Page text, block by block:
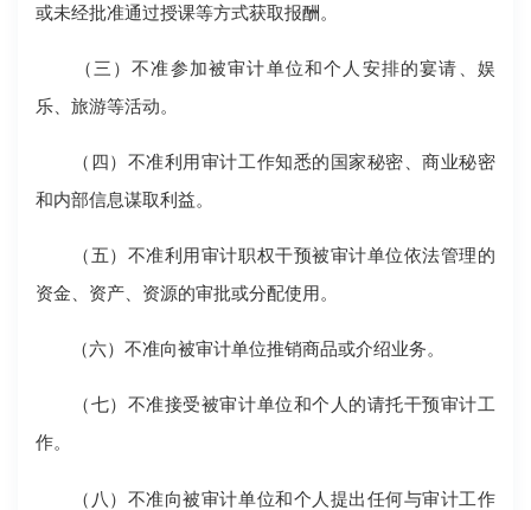
或未经批准通过授课等方式获取报酬。
（三）不准参加被审计单位和个人安排的宴请、娱
乐、旅游等活动。
（四）不准利用审计工作知悉的国家秘密、商业秘密
和内部信息谋取利益。
（五）不准利用审计职权干预被审计单位依法管理的
资金、资产、资源的审批或分配使用。
（六）不准向被审计单位推销商品或介绍业务。
（七）不准接受被审计单位和个人的请托干预审计工
作。
（八）不准向被审计单位和个人提出任何与审计工作